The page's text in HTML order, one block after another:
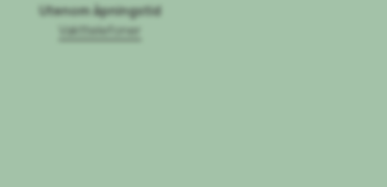
Utenom åpningstid
Vakttelefoner